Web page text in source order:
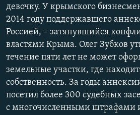
девочку. У крымского
2014 году поддержавшего
Россией, – затянувшийся
властями Крыма. Олег Зубков
течение пяти лет не может
земельные участки, где
собственность. За годы
посетил более 300 судебных
с многочисленными штрафами